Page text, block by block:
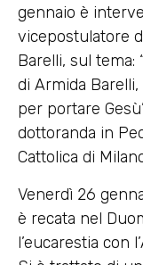
gennaio è
vicepostulatore
Barelli, sul tema:
di Armida
per portare
dottoranda in
Cattolica di
Venerdì 26
è recata nel
l’eucarestia con